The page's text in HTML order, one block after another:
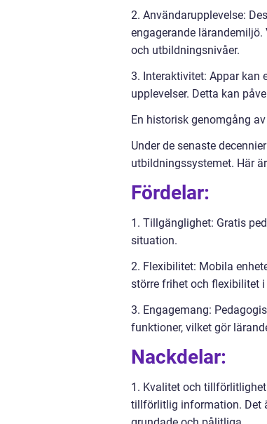
2. Användarupplevelse:
engagerande
och utbildningsnivåer.
3. Interaktivitet: Appar kan
upplevelser. Detta kan
En historisk genomgång
Under de senaste
utbildningssystemet. Här
Fördelar:
1. Tillgänglighet: Gratis
situation.
2. Flexibilitet: Mobila
större frihet och flexibilitet
3. Engagemang:
funktioner, vilket gör
Nackdelar:
1. Kvalitet och
tillförlitlig information. Det